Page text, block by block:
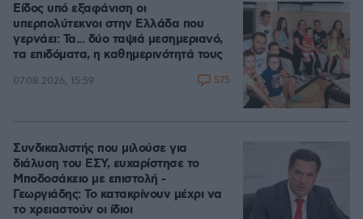
Είδος υπό εξαφάνιση οι
υπερπολύτεκνοι στην Ελλάδα που
γερνάει: Τα... δύο ταψιά μεσημεριανό,
τα επιδόματα, η καθημερινότητά τους
07.08.2026, 15:59 575
Συνδικαλιστής που μιλούσε για
διάλυση του ΕΣΥ, ευχαρίστησε το
Μποδοσάκειο με επιστολή -
Γεωργιάδης: Το κατακρίνουν μέχρι να
το χρειαστούν οι ίδιοι